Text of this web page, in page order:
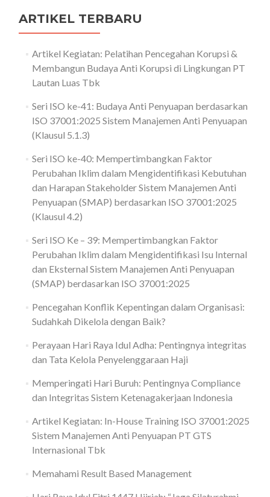
ARTIKEL TERBARU
Artikel Kegiatan: Pelatihan Pencegahan Korupsi &
Membangun Budaya Anti Korupsi di Lingkungan PT
Lautan Luas Tbk
Seri ISO ke-41: Budaya Anti Penyuapan berdasarkan
ISO 37001:2025 Sistem Manajemen Anti Penyuapan
(Klausul 5.1.3)
Seri ISO ke-40: Mempertimbangkan Faktor
Perubahan Iklim dalam Mengidentifikasi Kebutuhan
dan Harapan Stakeholder Sistem Manajemen Anti
Penyuapan (SMAP) berdasarkan ISO 37001:2025
(Klausul 4.2)
Seri ISO Ke – 39: Mempertimbangkan Faktor
Perubahan Iklim dalam Mengidentifikasi Isu Internal
dan Eksternal Sistem Manajemen Anti Penyuapan
(SMAP) berdasarkan ISO 37001:2025
Pencegahan Konflik Kepentingan dalam Organisasi:
Sudahkah Dikelola dengan Baik?
Perayaan Hari Raya Idul Adha: Pentingnya integritas
dan Tata Kelola Penyelenggaraan Haji
Memperingati Hari Buruh: Pentingnya Compliance
dan Integritas Sistem Ketenagakerjaan Indonesia
Artikel Kegiatan: In-House Training ISO 37001:2025
Sistem Manajemen Anti Penyuapan PT GTS
Internasional Tbk
Memahami Result Based Management